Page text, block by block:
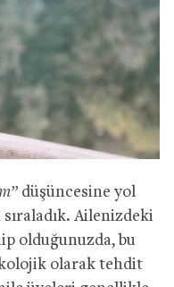
düşüncesine yol
Ailenizdeki
olduğunuzda, bu
olarak tehdit